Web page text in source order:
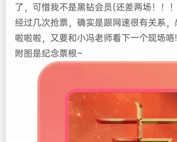
了，可惜我不是黑钻会员(还差两场！！
经过几次抢票，确实是跟网速很有关系
啦啦啦，又要和小冯老师看下一个现场咯!
附图是纪念票根~